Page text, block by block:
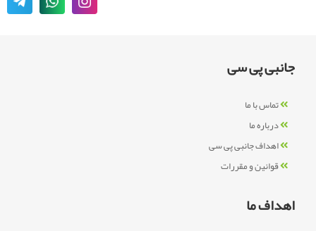
جانبی پی سی
تماس با ما
درباره ما
اهداف جانبی پی سی
قوانین و مقررات
اهداف ما